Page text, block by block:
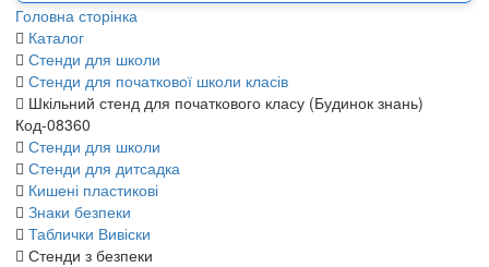
Головна сторінка
Каталог
Стенди для школи
Стенди для початкової школи класів
Шкільний стенд для початкового класу (Будинок знань)
Код-08360
Стенди для школи
Стенди для дитсадка
Кишені пластикові
Знаки безпеки
Таблички Вивіски
Стенди з безпеки